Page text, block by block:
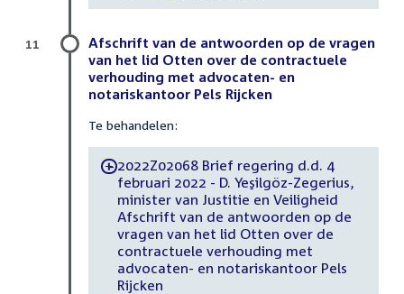
Afschrift van de antwoorden op de vragen
van het lid Otten over de contractuele
verhouding met advocaten- en
notariskantoor Pels Rijcken
Te behandelen:
-2022Z02068 Brief regering d.d. 4
februari 2022 - D. Yeşilgöz-Zegerius,
minister van Justitie en Veiligheid
Afschrift van de antwoorden op de
vragen van het lid Otten over de
contractuele verhouding met
advocaten- en notariskantoor Pels
Rijcken
11